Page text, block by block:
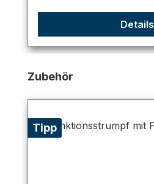
Details
Produktgalerie überspringen
Zubehör
Tipp